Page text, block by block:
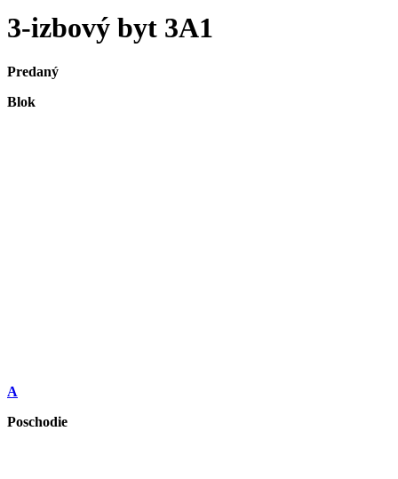
3-izbový byt 3A1
Predaný
Blok
A
Poschodie